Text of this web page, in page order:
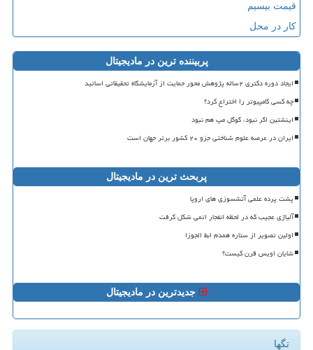
قیمت بیسیم
کار در محل
پربیننده ترین در مادیجیتال
ایجاد دوره دکتری ۲ساله پژوهش محور حمایت از آزمایشگاه تحقیقاتی اساتید
چه کسی کامپیوتر را اختراع کرد؟
اینشتین اگر نبود، گوگل مپ هم نبود
ایران در عرصه علوم شناختی جزو ۲۰ کشور برتر جهان است
پربحث ترین در مادیجیتال
پشت پرده علمی آتشسوزی های اروپا
آلیاژی عجیب که در لحظه انفجار اتمی شکل گرفت
اولین تصویر از ستاره همدم ابط الجوزا
شایان اویس قرن کیست؟
جدیدترین در مادیجیتال
تگها